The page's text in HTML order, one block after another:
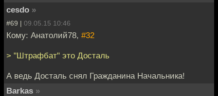
cesdo »
#69 | 09.05.15 10:46
Кому: Анатолий78, #32
> "Штрафбат" это Досталь
А ведь Досталь снял Гражданина Начальника!
Barkas »